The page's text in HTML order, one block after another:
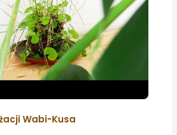
Wabi-Kusa